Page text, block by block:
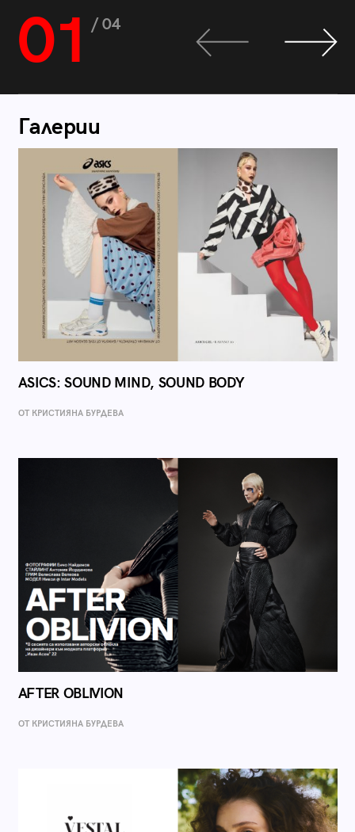
01 / 04
Галерии
ASICS: SOUND MIND, SOUND BODY
ОТ КРИСТИЯНА БУРДЕВА
AFTER OBLIVION
ОТ КРИСТИЯНА БУРДЕВА